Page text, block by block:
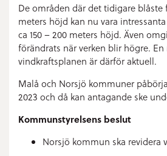
De områden där det tidigare blåste
meters höjd kan nu vara
ca 150 – 200 meters höjd. Även
förändrats när verken blir högre.
vindkraftsplanen är därför aktuell.
Malå och Norsjö kommuner
2023 och då kan antagande ske
Kommunstyrelsens beslut
Norsjö kommun ska revidera